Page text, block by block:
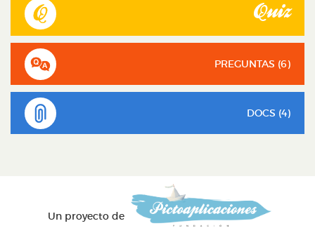
Quiz
PREGUNTAS (6)
DOCS (4)
Un proyecto de